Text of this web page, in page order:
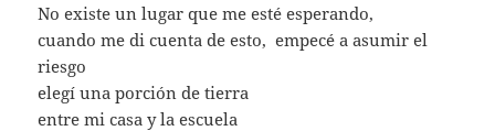
No existe un lugar que me esté esperando,
cuando me di cuenta de esto, empecé a asumir el
riesgo
elegí una porción de tierra
entre mi casa y la escuela